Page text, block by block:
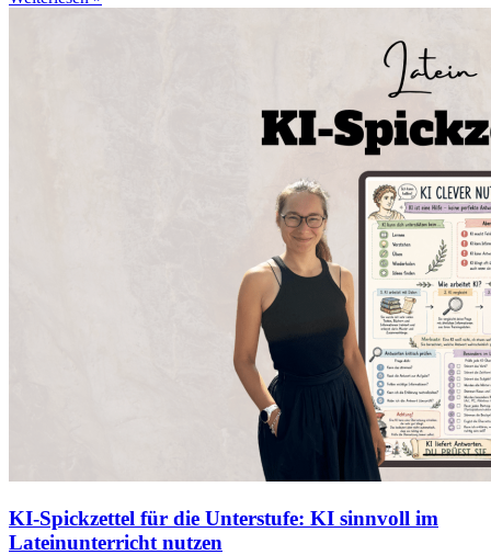
KI-Spickzettel für die Unterstufe: KI sinnvoll im
Lateinunterricht nutzen